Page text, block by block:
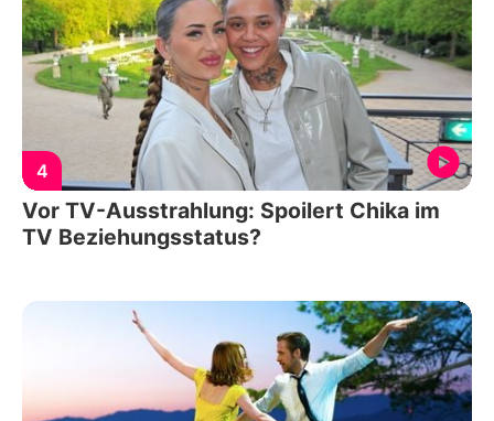
4
Vor TV-Ausstrahlung: Spoilert Chika im
TV Beziehungsstatus?